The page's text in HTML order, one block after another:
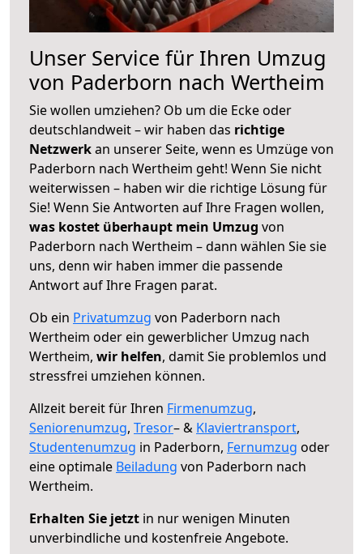
Unser Service für Ihren Umzug
von Paderborn nach Wertheim
Sie wollen umziehen? Ob um die Ecke oder
deutschlandweit – wir haben das richtige
Netzwerkan unserer Seite, wenn es Umzüge von
Paderborn nach Wertheim geht! Wenn Sie nicht
weiterwissen – haben wir die richtige Lösung für
Sie! Wenn Sie Antworten auf Ihre Fragen wollen,
was kostet überhaupt mein Umzug von
Paderborn nach Wertheim – dann wählen Sie sie
uns, denn wir haben immer die passende
Antwort auf Ihre Fragen parat.
Ob ein Privatumzug von Paderborn nach
Wertheim oder ein gewerblicher Umzug nach
Wertheim, wir helfen, damit Sie problemlos und
stressfrei umziehen können.
Allzeit bereit für Ihren Firmenumzug,
Seniorenumzug, Tresor– & Klaviertransport,
Studentenumzug in Paderborn, Fernumzug oder
eine optimale Beiladung von Paderborn nach
Wertheim.
Erhalten Sie jetzt in nur wenigen Minuten
unverbindliche und kostenfreie Angebote.